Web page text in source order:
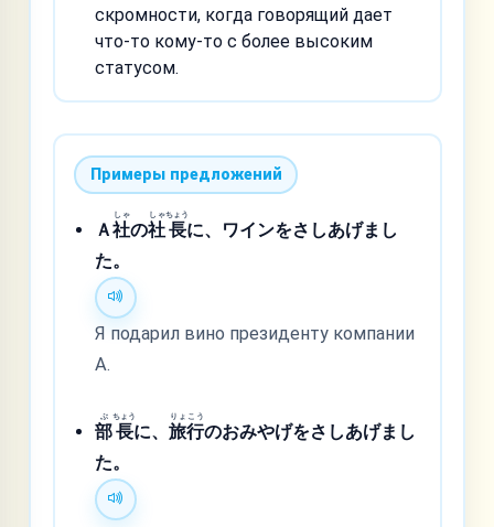
скромности, когда говорящий дает
что-то кому-то с более высоким
статусом.
Примеры предложений
Ａ社
しゃ
の社
しゃ
長
ちょう
に、ワインをさしあげまし
た。
Я подарил вино президенту компании
A.
部
ぶ
長
ちょう
に、旅
りょ
行
こう
のおみやげをさしあげまし
た。